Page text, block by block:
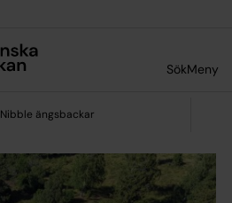
SökMeny
Nibble ängsbackar